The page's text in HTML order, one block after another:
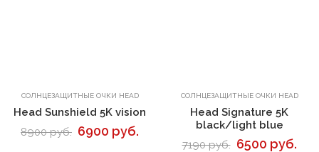
В корзину
СОЛНЦЕЗАЩИТНЫЕ ОЧКИ HEAD
Head Sunshield 5K vision
8900 руб. 6900 руб.
В корзину
СОЛНЦЕЗАЩИТНЫЕ ОЧКИ HEAD
Head Signature 5K
black/light blue
7190 руб. 6500 руб.